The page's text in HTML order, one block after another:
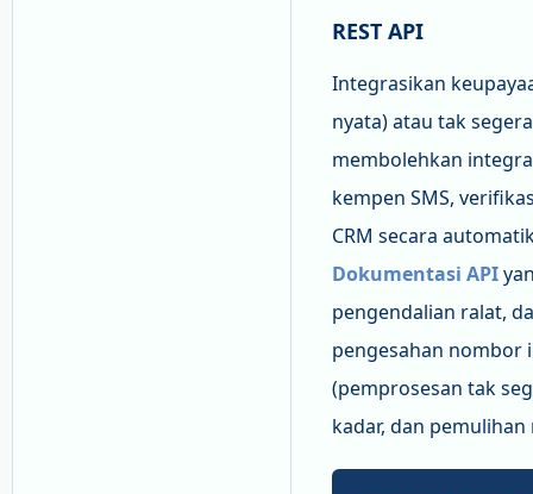
REST API
Integrasikan
nyata) atau tak
membolehkan
kempen SMS,
CRM secara
Dokumentasi API
pengendalian ralat,
pengesahan nombor
(pemprosesan tak
kadar, dan